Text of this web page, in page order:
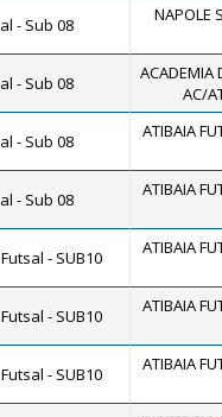
- Sub 08 NAPOLE
- Sub 08
ACADEMIA
AC/
- Sub 08 ATIBAIA
- Sub 08 ATIBAIA
- SUB10 ATIBAIA
- SUB10 ATIBAIA
- SUB10 ATIBAIA